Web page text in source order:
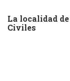
La localidad
Civiles